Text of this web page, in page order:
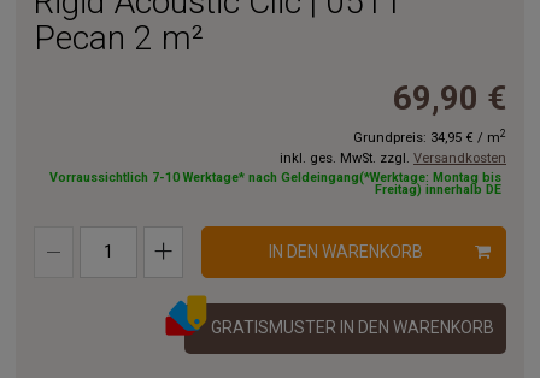
Pecan 2 m²
69,90 €
Grundpreis: 34,95 € / m2
inkl. ges. MwSt. zzgl. Versandkosten
Vorraussichtlich 7-10 Werktage* nach Geldeingang(*Werktage: Montag bis
Freitag) innerhalb DE
IN DEN WARENKORB
GRATISMUSTER IN DEN WARENKORB